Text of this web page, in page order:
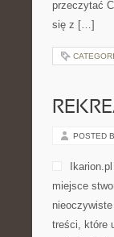
przeczytać
się z […]
POSTED
miejsce
treści, które